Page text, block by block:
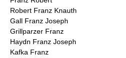
Robert Franz Knauth
Gall Franz Joseph
Grillparzer Franz
Haydn Franz Joseph
Kafka Franz